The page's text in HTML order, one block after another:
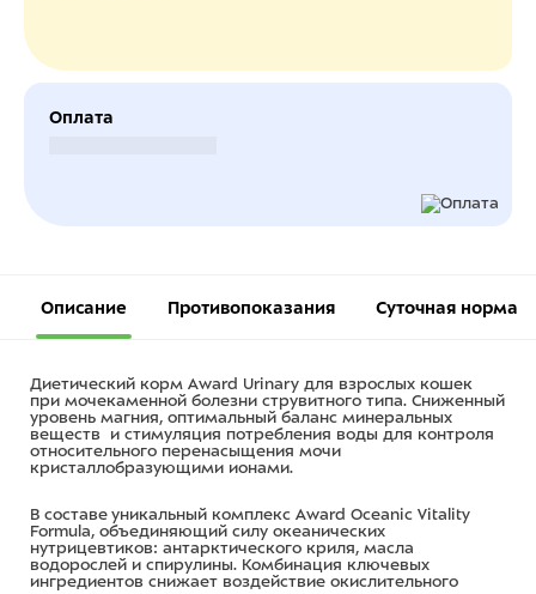
Оплата
Описание Противопоказания Суточная норма
Диетический корм Award Urinary для взрослых кошек
при мочекаменной болезни струвитного типа. Сниженный
уровень магния, оптимальный баланс минеральных
веществ и стимуляция потребления воды для контроля
относительного перенасыщения мочи
кристаллобразующими ионами.
В составе уникальный комплекс Award Oceanic Vitality
Formula, объединяющий силу океанических
нутрицевтиков: антарктического криля, масла
водорослей и спирулины. Комбинация ключевых
ингредиентов снижает воздействие окислительного